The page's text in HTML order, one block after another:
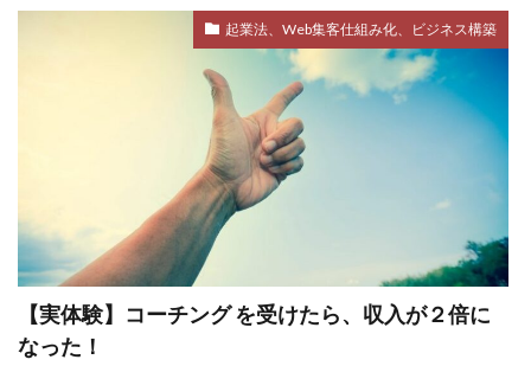
起業法、Web集客仕組み化、ビジネス構築
【実体験】コーチング を受けたら、収入が２倍に
なった！